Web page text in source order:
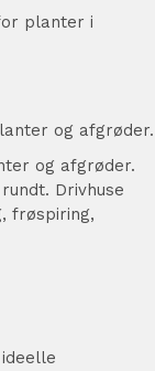
planter i
og afgrøder.
og afgrøder.
Drivhuse
frøspiring,